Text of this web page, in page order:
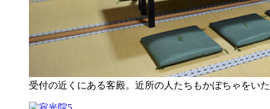
受付の近くにある客殿。近所の人たちもかぼちゃをい